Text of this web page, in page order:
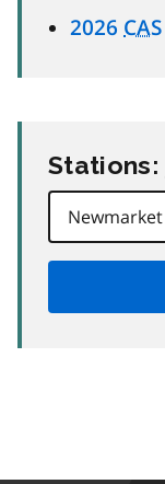
2026 CAS
Stations: